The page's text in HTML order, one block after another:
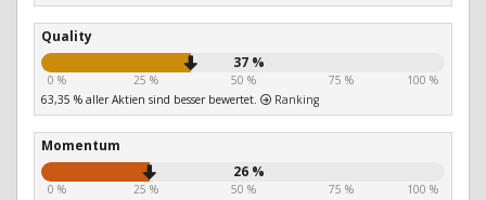
Quality
37 %
0 % 25 % 50 % 75 %
100 %
63,35 % aller Aktien sind besser bewertet.
Ranking
Momentum
26 %
0 % 25 % 50 % 75 %
100 %